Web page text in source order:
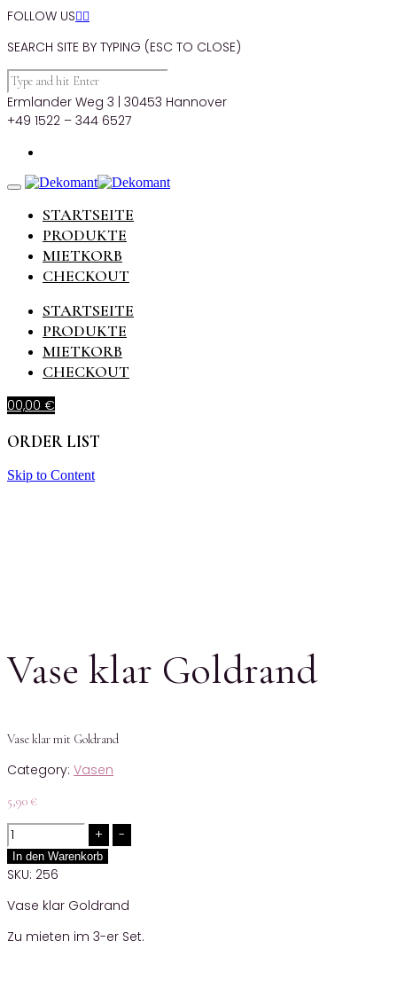
FOLLOW US
SEARCH SITE BY TYPING (ESC TO CLOSE)
Ermlander Weg 3 | 30453 Hannover
+49 1522 – 344 6527
STARTSEITE
PRODUKTE
MIETKORB
CHECKOUT
STARTSEITE
PRODUKTE
MIETKORB
CHECKOUT
00,00 €
ORDER LIST
Skip to Content
Vase klar Goldrand
Vase klar mit Goldrand
Category: Vasen
5,90 €
Quantity
In den Warenkorb
SKU: 256
Vase klar Goldrand
Zu mieten im 3-er Set.